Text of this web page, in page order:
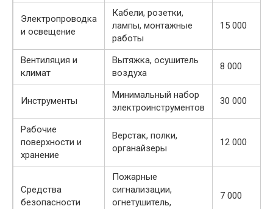
Электропроводка
и освещение
Кабели, розетки,
лампы, монтажные
работы
15 000
Вентиляция и
климат
Вытяжка, осушитель
воздуха
8 000
Инструменты
Минимальный набор
электроинструментов
30 000
Рабочие
поверхности и
хранение
Верстак, полки,
органайзеры
12 000
Средства
безопасности
Пожарные
сигнализации,
огнетушитель,
7 000